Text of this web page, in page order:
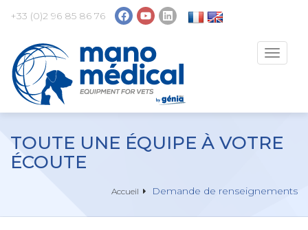
+33 (0)2 96 85 86 76
Toggle
TOUTE UNE ÉQUIPE À VOTRE
ÉCOUTE
Accueil Demande de renseignements